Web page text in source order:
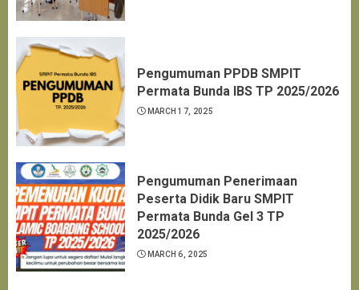
Pengumuman PPDB SMPIT
Permata Bunda IBS TP 2025/2026
MARCH 17, 2025
Pengumuman Penerimaan
Peserta Didik Baru SMPIT
Permata Bunda Gel 3 TP
2025/2026
MARCH 6, 2025